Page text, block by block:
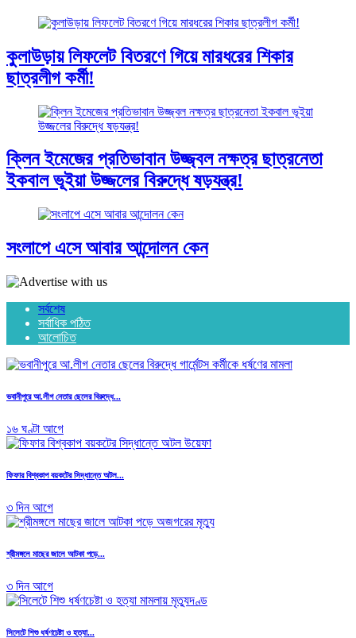
কুলাউড়ায় লিফলেট বিতরণে গিয়ে মারধরের শিকার
ছাত্রলীগ কর্মী!
ক্লিন ইমেজের প্রতিভাবান উজ্জ্বল নক্ষত্র ছাত্রনেতা
ইকবাল ভূইয়া উজ্জলের বিরুদ্ধে ষড়যন্ত্র!
সংলাপে এসে আবার আন্দোলন কেন
সর্বশেষ
সর্বাধিক পঠিত
আলোচিত
ভবানীপুরে আ.লীগ নেতার ছেলের বিরুদ্ধে...
১৬ ঘণ্টা আগে
ফিফার বিশ্বকাপ বয়কটের সিদ্ধান্তে অটল...
৩ দিন আগে
শ্রীমঙ্গলে মাছের জালে আটকা পড়ে...
৩ দিন আগে
সিলেটে শিশু ধর্ষণচেষ্টা ও হত্যা...